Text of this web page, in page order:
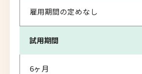
雇用期間の定めなし
試用期間
6ヶ月